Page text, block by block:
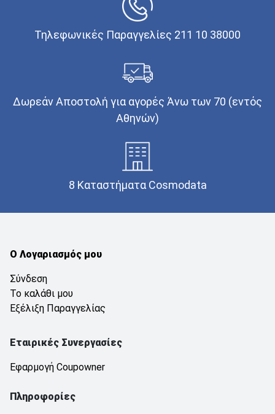
Τηλεφωνικές Παραγγελίες 211 10 38000
Δωρεάν Αποστολή για αγορές Άνω των 70 (εντός
Αθηνών)
8 Καταστήματα Cosmodata
Ο Λογαριασμός μου
Σύνδεση
Το καλάθι μου
Εξέλιξη Παραγγελίας
Εταιρικές Συνεργασίες
Εφαρμογή Coupowner
Πληροφορίες